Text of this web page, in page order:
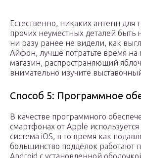
Естественно, никаких антенн для
прочих неуместных деталей быть
ни разу ранее не видели, как
Айфон, лучше потратьте время на
магазин, распространяющий
внимательно изучите
Способ 5: Программное
В качестве программного
смартфонах от Apple
система iOS, в то время как
большинство подделок работают
Android с установленной